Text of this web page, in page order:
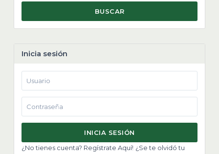
BUSCAR
Inicia sesión
INICIA SESIÓN
¿No tienes cuenta? Regístrate Aquí! ¿Se te olvidó tu